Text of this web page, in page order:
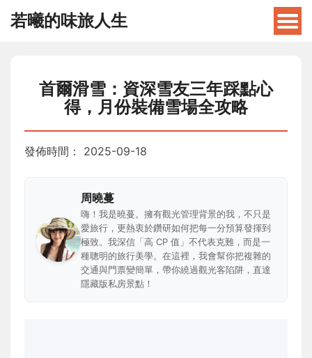
若曦的味旅人生
首爾滑雪：資深雪友三年踩點心
得，月份裝備雪場全攻略
發佈時間： 2025-09-18
周曉蔓
嗨！我是曉蔓。擁有觀光管理背景的我，不只是
愛旅行，更熱衷於鑽研如何把每一分預算發揮到
極致。我深信「高 CP 值」不代表克難，而是一
種聰明的旅行美學。在這裡，我會幫你把複雜的
交通與門票變簡單，帶你繞過觀光客陷阱，直達
隱藏版私房景點！